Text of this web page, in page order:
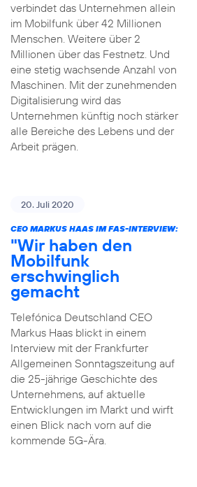
verbindet das Unternehmen allein
im Mobilfunk über 42 Millionen
Menschen. Weitere über 2
Millionen über das Festnetz. Und
eine stetig wachsende Anzahl von
Maschinen. Mit der zunehmenden
Digitalisierung wird das
Unternehmen künftig noch stärker
alle Bereiche des Lebens und der
Arbeit prägen.
20. Juli 2020
CEO MARKUS HAAS IM FAS-INTERVIEW:
"Wir haben den
Mobilfunk
erschwinglich
gemacht
Telefónica Deutschland CEO
Markus Haas blickt in einem
Interview mit der Frankfurter
Allgemeinen Sonntagszeitung auf
die 25-jährige Geschichte des
Unternehmens, auf aktuelle
Entwicklungen im Markt und wirft
einen Blick nach vorn auf die
kommende 5G-Ära.